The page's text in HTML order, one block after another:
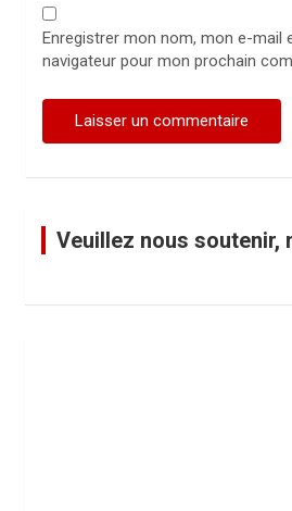
Enregistrer mon nom, mon e-mail
navigateur pour mon prochain
Veuillez nous soutenir,